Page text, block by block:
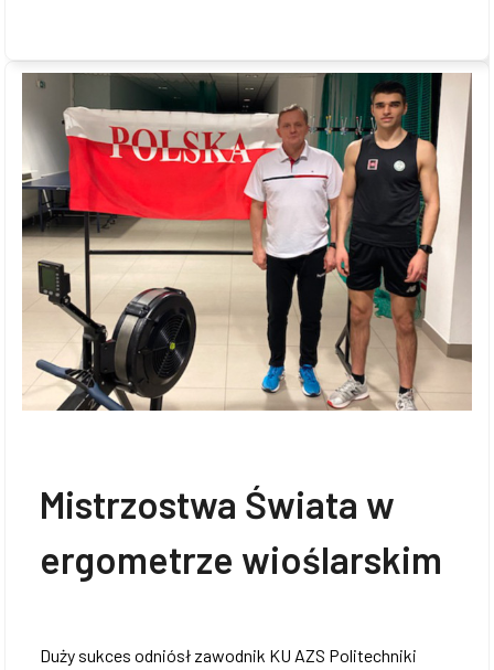
Mistrzostwa Świata w
ergometrze wioślarskim
Duży sukces odniósł zawodnik KU AZS Politechniki